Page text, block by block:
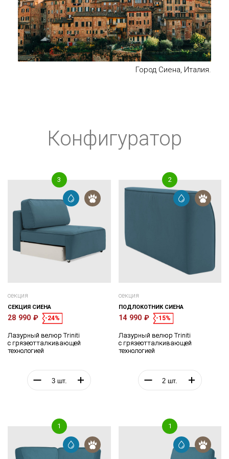
Город Сиена, Италия.
Конфигуратор
секция
СЕКЦИЯ СИЕНА
28 990 ₽ -24%
Лазурный велюр Triniti
с грязеотталкивающей
технологией
секция
ПОДЛОКОТНИК СИЕНА
14 990 ₽ -15%
Лазурный велюр Triniti
с грязеотталкивающей
технологией